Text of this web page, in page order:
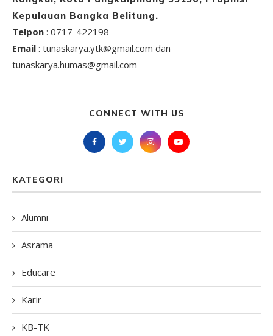
Kepulauan Bangka Belitung.
Telpon : 0717-422198
Email : tunaskarya.ytk@gmail.com dan
tunaskarya.humas@gmail.com
CONNECT WITH US
KATEGORI
Alumni
Asrama
Educare
Karir
KB-TK